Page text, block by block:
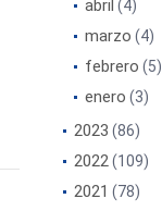
abril (4)
marzo (4)
febrero (5)
enero (3)
2023 (86)
2022(109)
2021 (78)